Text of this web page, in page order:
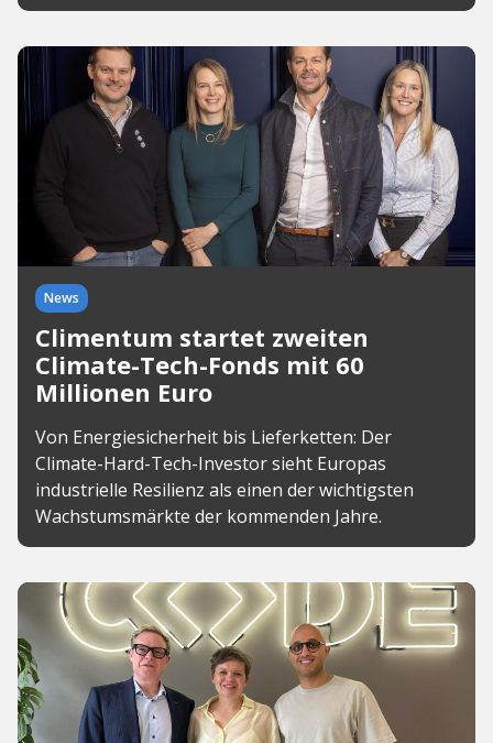
News
Climentum startet zweiten
Climate-Tech-Fonds mit 60
Millionen Euro
Von Energiesicherheit bis Lieferketten: Der
Climate-Hard-Tech-Investor sieht Europas
industrielle Resilienz als einen der wichtigsten
Wachstumsmärkte der kommenden Jahre.